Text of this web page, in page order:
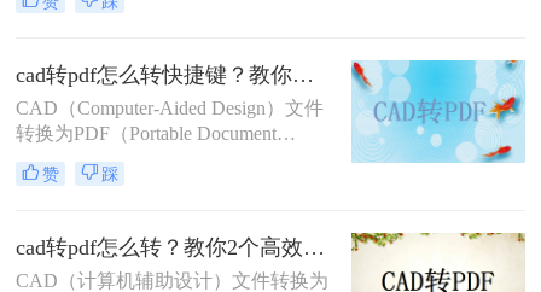
求。PDF格式因其良好的兼容性和易
作伙伴交流的理想选择。那么cad转换
pdf怎么转换呢？本文将介绍两种将
CAD文件转换为PDF的高效方法。
cad转pdf怎么转快捷键？教你二种很容易学会的方法！
CAD（Computer-Aided Design）文件
转换为PDF（Portable Document
Format）格式，可以方便地进行文件
共享、打印和存档。那么cad转pdf怎
的CAD转PDF方法，帮助您快速实现
文件转换。
赞 踩
cad转pdf怎么转？教你2个高效转换方法！
CAD（计算机辅助设计）文件转换为